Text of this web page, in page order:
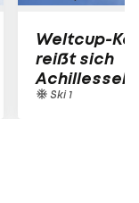
Weltcup-
reißt sich
Ski 1